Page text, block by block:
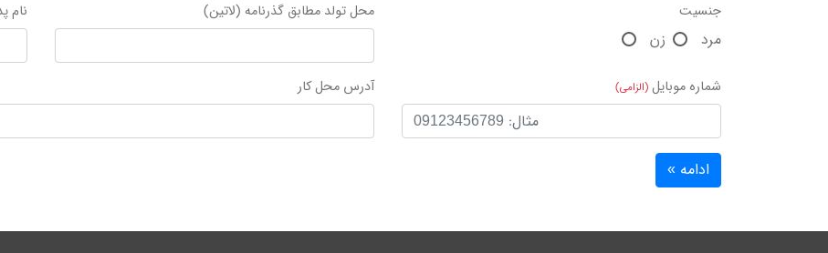
جنسیت
مرد زن
محل تولد مطابق گذرنامه (لاتین) نام
شماره موبایل (الزامی) آدرس محل کار